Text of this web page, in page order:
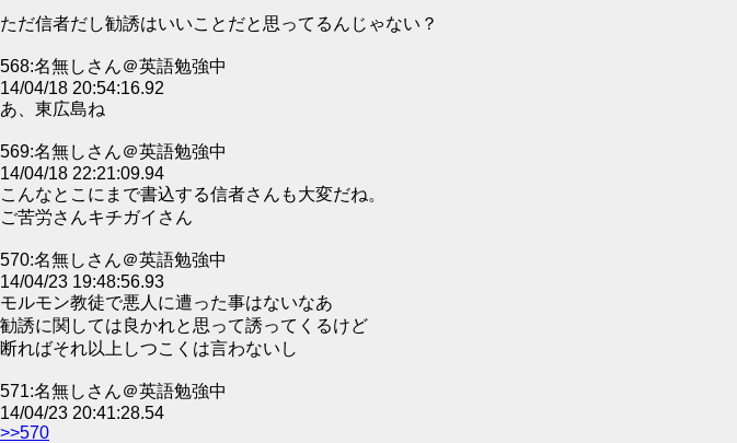
ただ信者だし勧誘はいいことだと思ってるんじゃない？
568:名無しさん＠英語勉強中
14/04/18 20:54:16.92
あ、東広島ね
569:名無しさん＠英語勉強中
14/04/18 22:21:09.94
こんなとこにまで書込する信者さんも大変だね。
ご苦労さんキチガイさん
570:名無しさん＠英語勉強中
14/04/23 19:48:56.93
モルモン教徒で悪人に遭った事はないなあ
勧誘に関しては良かれと思って誘ってくるけど
断ればそれ以上しつこくは言わないし
571:名無しさん＠英語勉強中
14/04/23 20:41:28.54
>>570